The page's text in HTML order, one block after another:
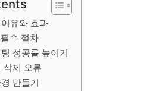
유와 효과
수 절차
성공률 높이기
삭제 오류
만들기